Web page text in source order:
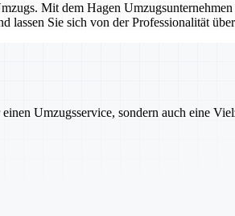
Mit dem Hagen
Sie sich von der Professionalität
Umzugsservice, sondern auch eine